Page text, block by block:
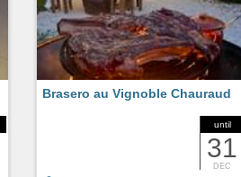
until
31
DEC
Brasero au Vignoble Chauraud